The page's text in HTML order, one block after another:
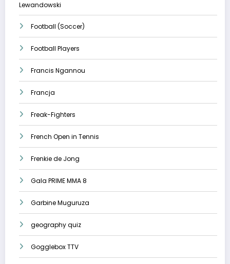
Lewandowski
Football (Soccer)
Football Players
Francis Ngannou
Francja
Freak-Fighters
French Open in Tennis
Frenkie de Jong
Gala PRIME MMA 8
Garbine Muguruza
geography quiz
Gogglebox TTV